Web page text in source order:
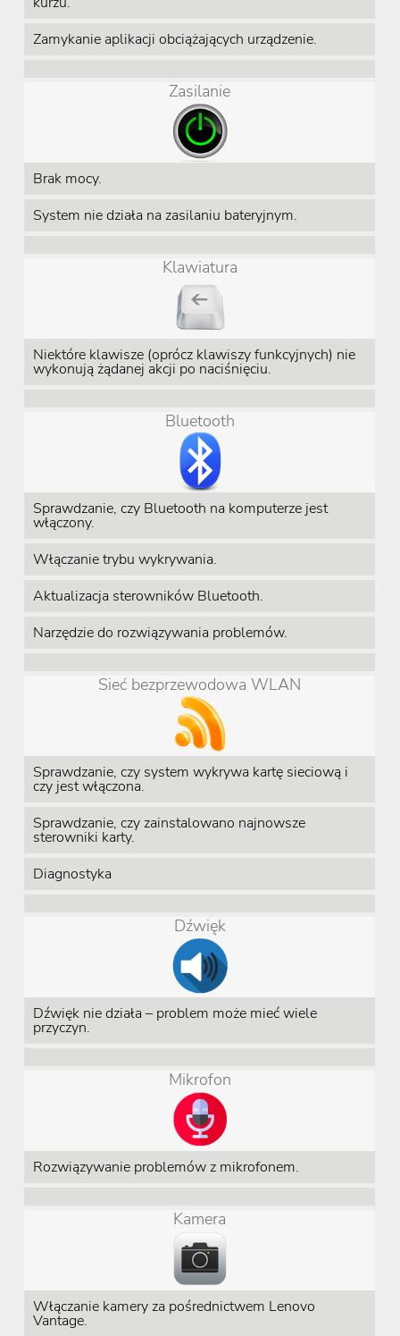
Zamykanie aplikacji obciążających urządzenie.
Zasilanie
Brak mocy.
System nie działa na zasilaniu bateryjnym.
Klawiatura
Niektóre klawisze (oprócz klawiszy funkcyjnych) nie
wykonują żądanej akcji po naciśnięciu.
Bluetooth
Sprawdzanie, czy Bluetooth na komputerze jest
włączony.
Włączanie trybu wykrywania.
Aktualizacja sterowników Bluetooth.
Narzędzie do rozwiązywania problemów.
Sieć bezprzewodowa WLAN
Sprawdzanie, czy system wykrywa kartę sieciową i
czy jest włączona.
Sprawdzanie, czy zainstalowano najnowsze
sterowniki karty.
Diagnostyka
Dźwięk
Dźwięk nie działa – problem może mieć wiele
przyczyn.
Mikrofon
Rozwiązywanie problemów z mikrofonem.
Kamera
Włączanie kamery za pośrednictwem Lenovo
Vantage.